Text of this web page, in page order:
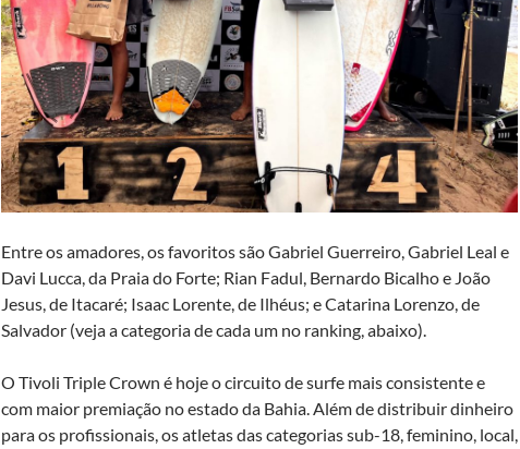
Entre os amadores, os favoritos são Gabriel Guerreiro, Gabriel Leal e
Davi Lucca, da Praia do Forte; Rian Fadul, Bernardo Bicalho e João
Jesus, de Itacaré; Isaac Lorente, de Ilhéus; e Catarina Lorenzo, de
Salvador (veja a categoria de cada um no ranking, abaixo).
O Tivoli Triple Crown é hoje o circuito de surfe mais consistente e
com maior premiação no estado da Bahia. Além de distribuir dinheiro
para os profissionais, os atletas das categorias sub-18, feminino, local,